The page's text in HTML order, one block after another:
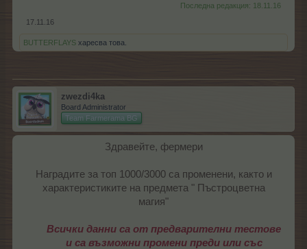
Последна редакция: 18.11.16
17.11.16
BUTTERFLAYS харесва това.
zwezdi4ka
Board Administrator
Team Farmerama BG
Здравейте, фермери
Наградите за топ 1000/3000 са променени, както и
характеристиките на предмета " Пъстроцветна
магия"
Всички данни са от предварителни тестове
и са възможни промени преди или със